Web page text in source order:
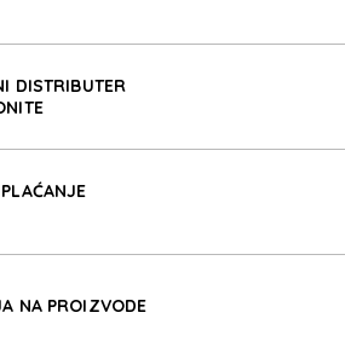
DISTRIBUTER
NA PROIZVODE